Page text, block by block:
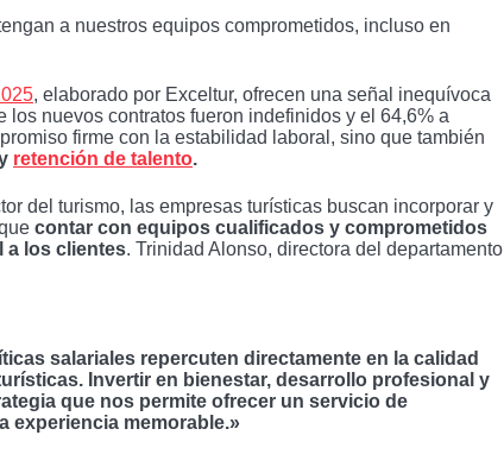
a nuestros equipos comprometidos, incluso en
, elaborado por Exceltur, ofrecen una señal inequívoca
nuevos contratos fueron indefinidos y el 64,6% a
firme con la estabilidad laboral, sino que también
retención de talento.
del turismo, las empresas turísticas buscan incorporar y
contar con equipos cualificados y comprometidos
a los clientes. Trinidad Alonso, directora del departamento
salariales repercuten directamente en la calidad
Invertir en bienestar, desarrollo profesional y
que nos permite ofrecer un servicio de
experiencia memorable.»